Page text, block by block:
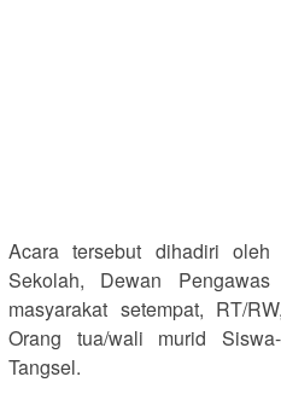
Acara tersebut dihadiri
Sekolah, Dewan
masyarakat setempat, RT/
Orang tua/wali murid
Tangsel.